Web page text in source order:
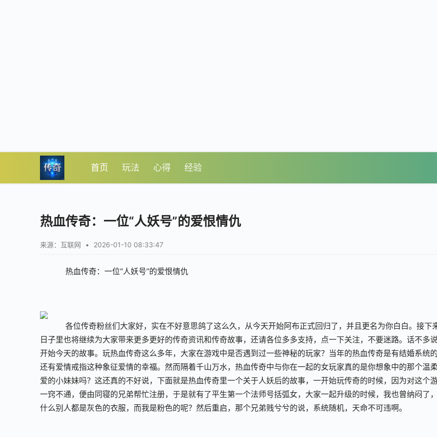
首页 玩法 心得 经验
热血传奇：一位“人妖号”的爱恨情仇
来源：互联网 • 2026-01-10 08:33:47
热血传奇：一位“人妖号”的爱恨情仇
各位传奇粉丝们大家好，实在不好意思鸽了这么久，从今天开始阿布正式回归了，并且更名为你白白。接下
日子里也将继续为大家带来更多更好的传奇资讯和传奇故事，还请各位多多支持，点一下关注，不要迷路。话不多
开始今天的故事。玩热血传奇这么多年，大家在游戏中是否遇到过一些神秘的玩家？当年的热血传奇是有结婚系统
还有爱情戒指这种象征爱情的幸福。然而隔着千山万水，热血传奇中与你在一起的女玩家真的是你想象中的那个温
爱的小妹妹吗？这还真的不好说，下面就是热血传奇里一个关于人妖后的故事，一开始玩传奇的时候，因为对这个
一窍不通，便由同寝的兄弟帮忙注册，于是就有了平生第一个法师号括弧女，大家一起升级的时候，我也曾纳闷了
什么别人都是灰色的衣服，而我是粉色的呢？然后重启，那个兄弟贱兮兮的说，系统随机，天命不可违啊。